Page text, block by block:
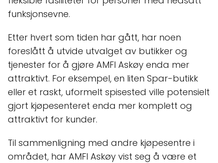
funksjonsevne.
Etter hvert som tiden har gått, har noen
foreslått å utvide utvalget av butikker og
tjenester for å gjøre AMFI Askøy enda mer
attraktivt. For eksempel, en liten Spar-butikk
eller et raskt, uformelt spisested ville potensielt
gjort kjøpesenteret enda mer komplett og
attraktivt for kunder.
Til sammenligning med andre kjøpesentre i
området, har AMFI Askøy vist seg å være et